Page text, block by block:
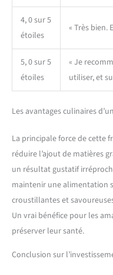
4, 0 sur 5
étoiles
« Très bien.
5, 0 sur 5
étoiles
« Je
utiliser, et
Les avantages culinaires
La principale force de cette
réduire l’ajout de matières
un résultat gustatif
maintenir une alimentation
croustillantes et
Un vrai bénéfice pour les
préserver leur santé.
Conclusion sur